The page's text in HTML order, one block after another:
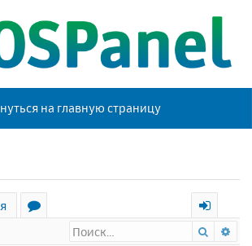
на главную страницу
х
Поиск